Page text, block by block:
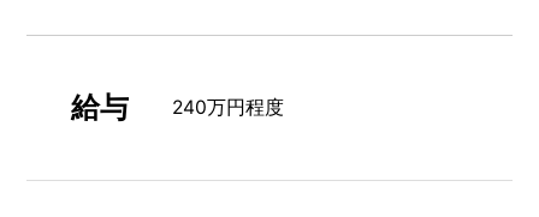
給与 240万円程度